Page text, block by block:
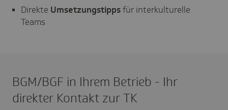
Direkte Umsetzungstippsfür interkulturelle
Teams
BGM/BGF in Ihrem Betrieb - Ihr
direkter Kontakt zur TK